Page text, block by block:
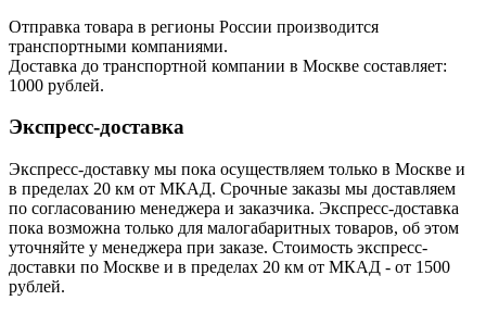
Отправка товара в регионы России производится
транспортными компаниями.
Доставка до транспортной компании в Москве составляет:
1000 рублей.
Экспресс-доставка
Экспресс-доставку мы пока осуществляем только в Москве и
в пределах 20 км от МКАД. Срочные заказы мы доставляем
по согласованию менеджера и заказчика. Экспресс-доставка
пока возможна только для малогабаритных товаров, об этом
уточняйте у менеджера при заказе. Стоимость экспресс-
доставки по Москве и в пределах 20 км от МКАД - от 1500
рублей.